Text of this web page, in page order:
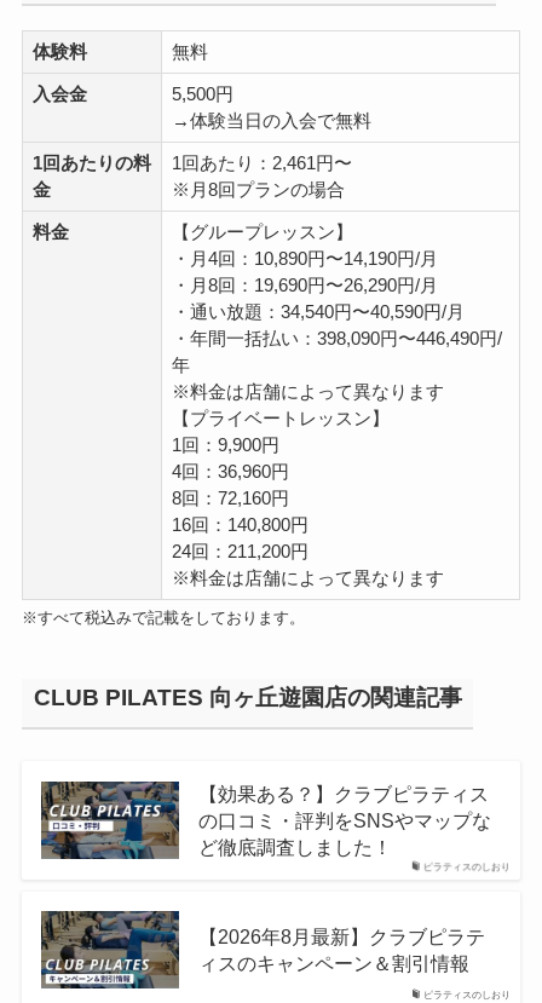
体験料 無料
入会金
5,500円
→体験当日の入会で無料
1回あたりの料
金
1回あたり：2,461円〜
※月8回プランの場合
料金
【グループレッスン】
・月4回：10,890円〜14,190円/月
・月8回：19,690円〜26,290円/月
・通い放題：34,540円〜40,590円/月
・年間一括払い：398,090円〜446,490円/
年
※料金は店舗によって異なります
【プライベートレッスン】
1回：9,900円
4回：36,960円
8回：72,160円
16回：140,800円
24回：211,200円
※料金は店舗によって異なります
※すべて税込みで記載をしております。
CLUB PILATES 向ヶ丘遊園店の関連記事
ピラティスのしおり
【効果ある？】クラブピラティス
の口コミ・評判をSNSやマップな
ど徹底調査しました！
ピラティスのしおり
【2026年8月最新】クラブピラテ
ィスのキャンペーン＆割引情報